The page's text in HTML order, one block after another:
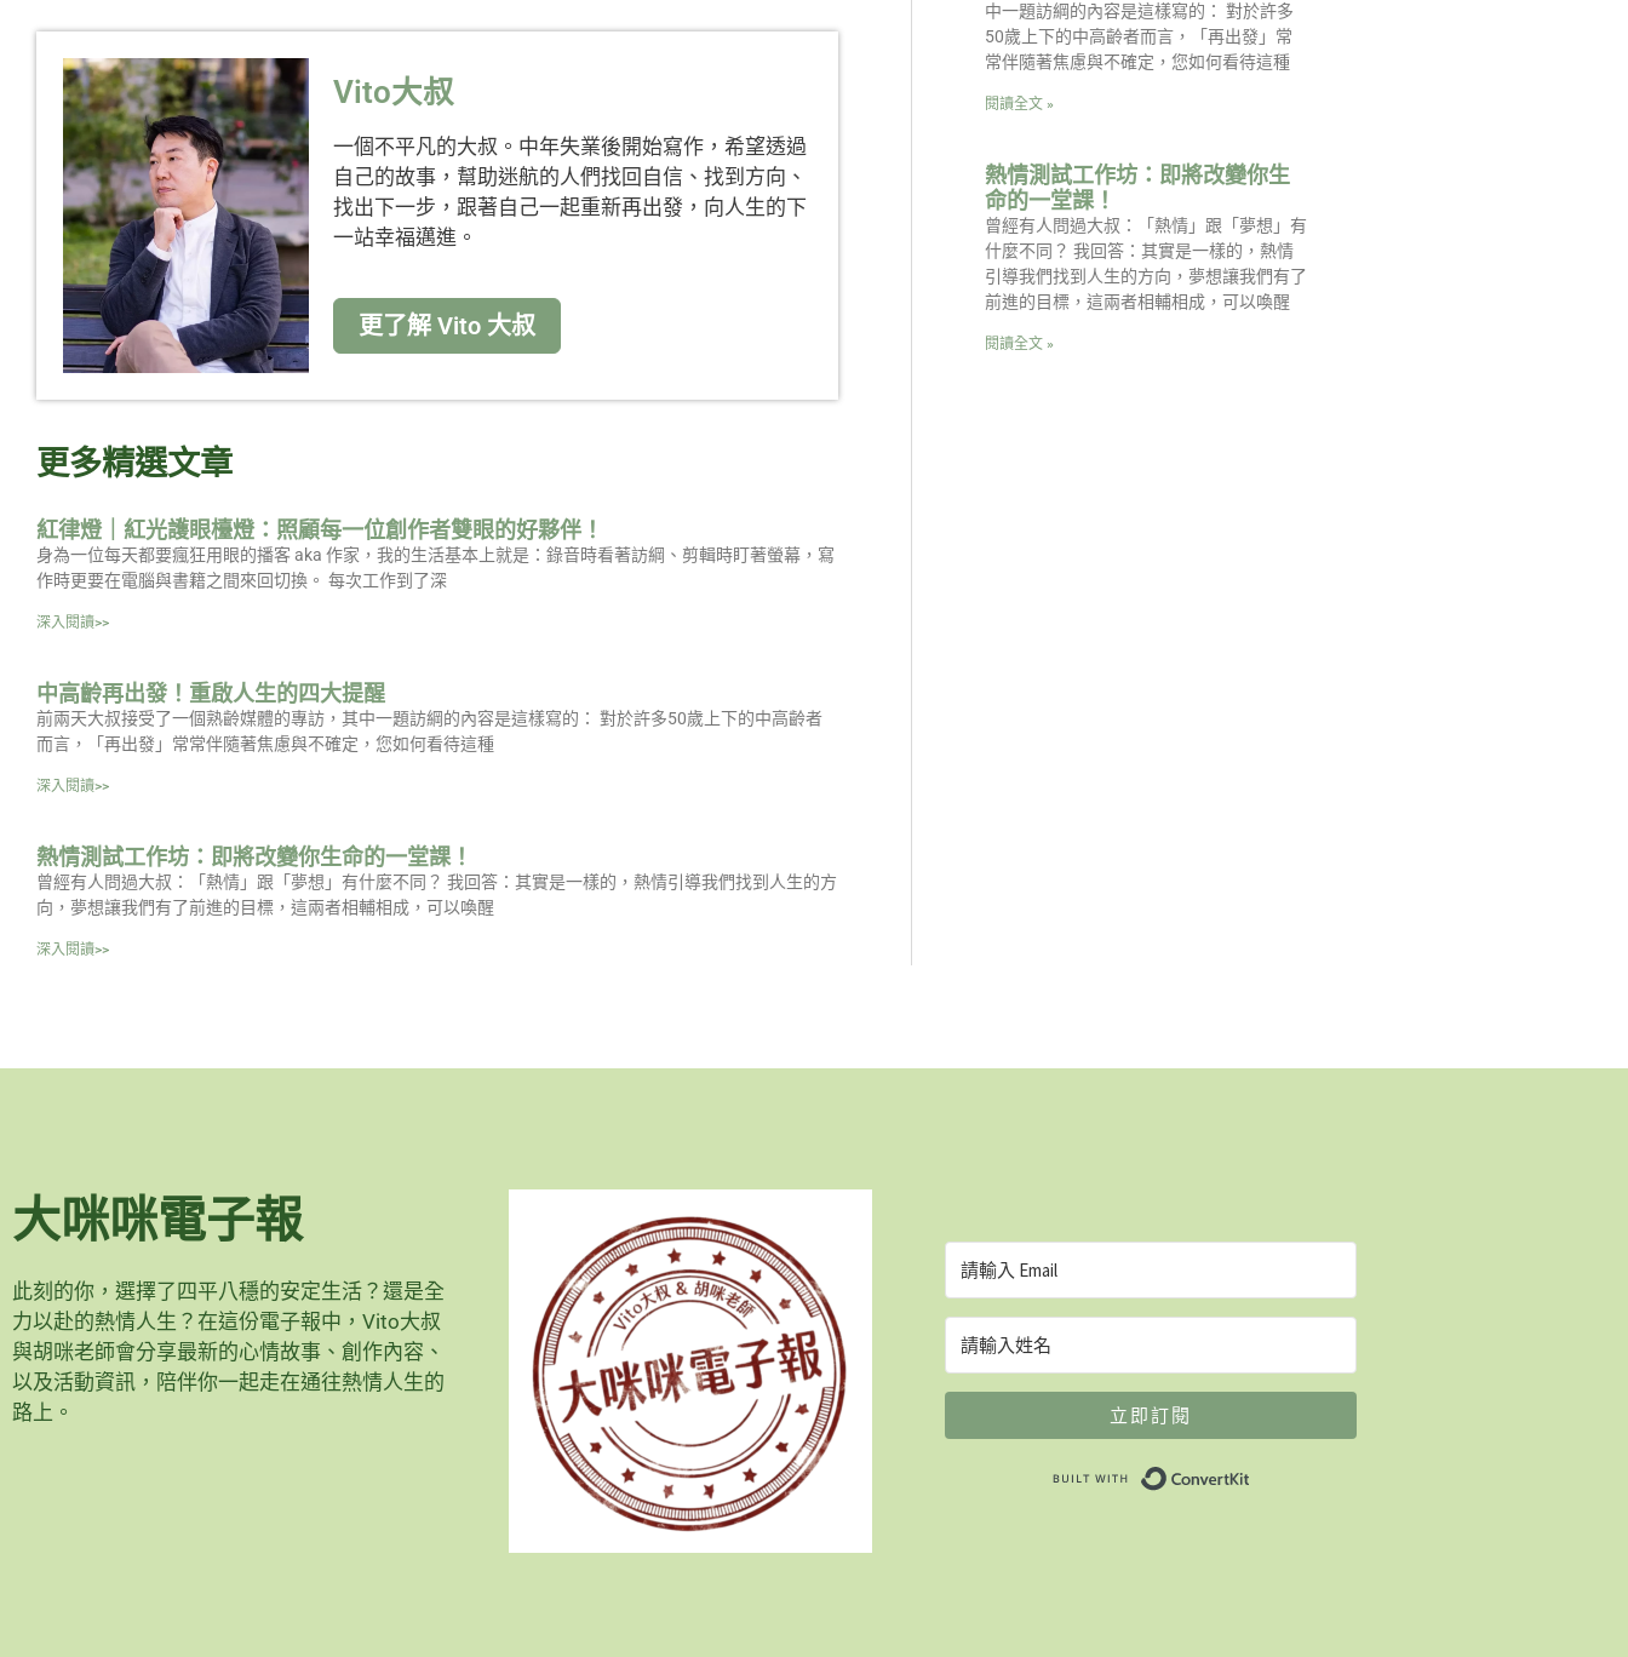
Vito大叔
一個不平凡的大叔。中年失業後開始寫作，希望透過
自己的故事，幫助迷航的人們找回自信、找到方向、
找出下一步，跟著自己一起重新再出發，向人生的下
一站幸福邁進。
更了解 Vito 大叔
更多精選文章
紅律燈｜紅光護眼檯燈：照顧每一位創作者雙眼的好夥伴！
身為一位每天都要瘋狂用眼的播客 aka 作家，我的生活基本上就是：錄音時看著訪綱、剪輯時盯著螢幕，寫
作時更要在電腦與書籍之間來回切換。 每次工作到了深
深入閱讀>>
中高齡再出發！重啟人生的四大提醒
前兩天大叔接受了一個熟齡媒體的專訪，其中一題訪綱的內容是這樣寫的： 對於許多50歲上下的中高齡者
而言，「再出發」常常伴隨著焦慮與不確定，您如何看待這種
深入閱讀>>
熱情測試工作坊：即將改變你生命的一堂課！
曾經有人問過大叔：「熱情」跟「夢想」有什麼不同？ 我回答：其實是一樣的，熱情引導我們找到人生的方
向，夢想讓我們有了前進的目標，這兩者相輔相成，可以喚醒
深入閱讀>>
中一題訪綱的內容是這樣寫的： 對於許多
50歲上下的中高齡者而言，「再出發」常
常伴隨著焦慮與不確定，您如何看待這種
閱讀全文 »
熱情測試工作坊：即將改變你生
命的一堂課！
曾經有人問過大叔：「熱情」跟「夢想」有
什麼不同？ 我回答：其實是一樣的，熱情
引導我們找到人生的方向，夢想讓我們有了
前進的目標，這兩者相輔相成，可以喚醒
閱讀全文 »
大咪咪電子報
此刻的你，選擇了四平八穩的安定生活？還是全
力以赴的熱情人生？在這份電子報中，Vito大叔
與胡咪老師會分享最新的心情故事、創作內容、
以及活動資訊，陪伴你一起走在通往熱情人生的
路上。
立即訂閱